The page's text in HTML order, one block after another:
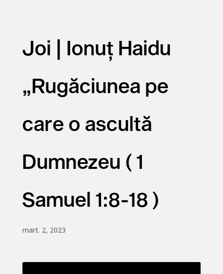
Joi | Ionuț Haidu
„Rugăciunea pe
care o ascultă
Dumnezeu ( 1
Samuel 1:8-18 )
mart. 2, 2023